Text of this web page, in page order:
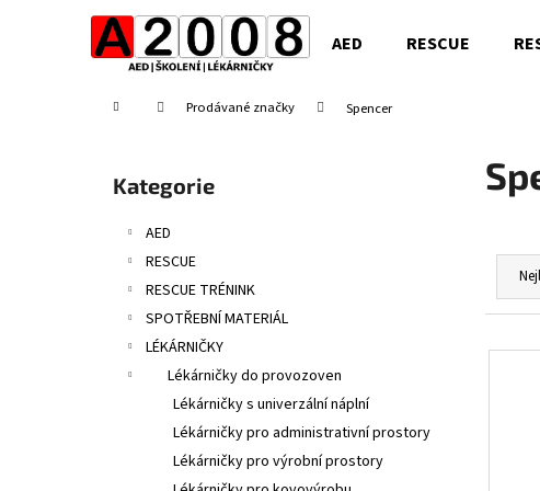
AED RESCUE
Domů Prodávané značky Spencer
Přeskočit
kategorie
Kategorie
AED
RESCUE
RESCUE TRÉNINK
SPOTŘEBNÍ MATERIÁL
LÉKÁRNIČKY
Lékárničky do provozoven
Lékárničky s univerzální náplní
Lékárničky pro administrativní prostory
Lékárničky pro výrobní prostory
Ř
z
V
Zpět
Zpět